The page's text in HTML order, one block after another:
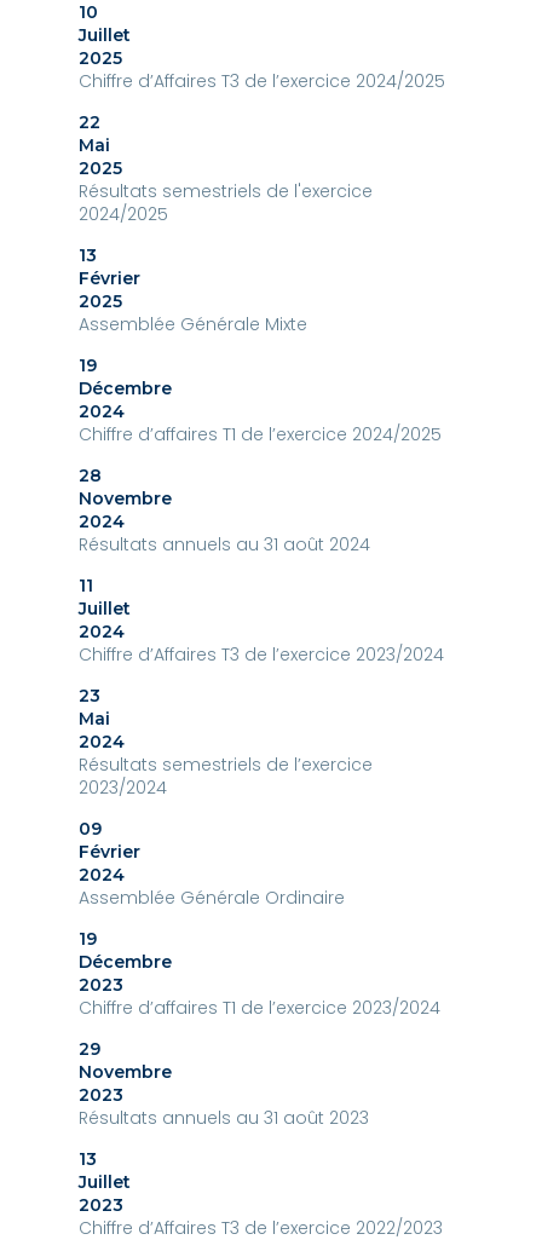
10
Juillet
2025
Chiffre d’Affaires T3 de l’exercice 2024/2025
22
Mai
2025
Résultats semestriels de l'exercice
2024/2025
13
Février
2025
Assemblée Générale Mixte
19
Décembre
2024
Chiffre d’affaires T1 de l’exercice 2024/2025
28
Novembre
2024
Résultats annuels au 31 août 2024
11
Juillet
2024
Chiffre d’Affaires T3 de l’exercice 2023/2024
23
Mai
2024
Résultats semestriels de l’exercice
2023/2024
09
Février
2024
Assemblée Générale Ordinaire
19
Décembre
2023
Chiffre d’affaires T1 de l’exercice 2023/2024
29
Novembre
2023
Résultats annuels au 31 août 2023
13
Juillet
2023
Chiffre d’Affaires T3 de l’exercice 2022/2023